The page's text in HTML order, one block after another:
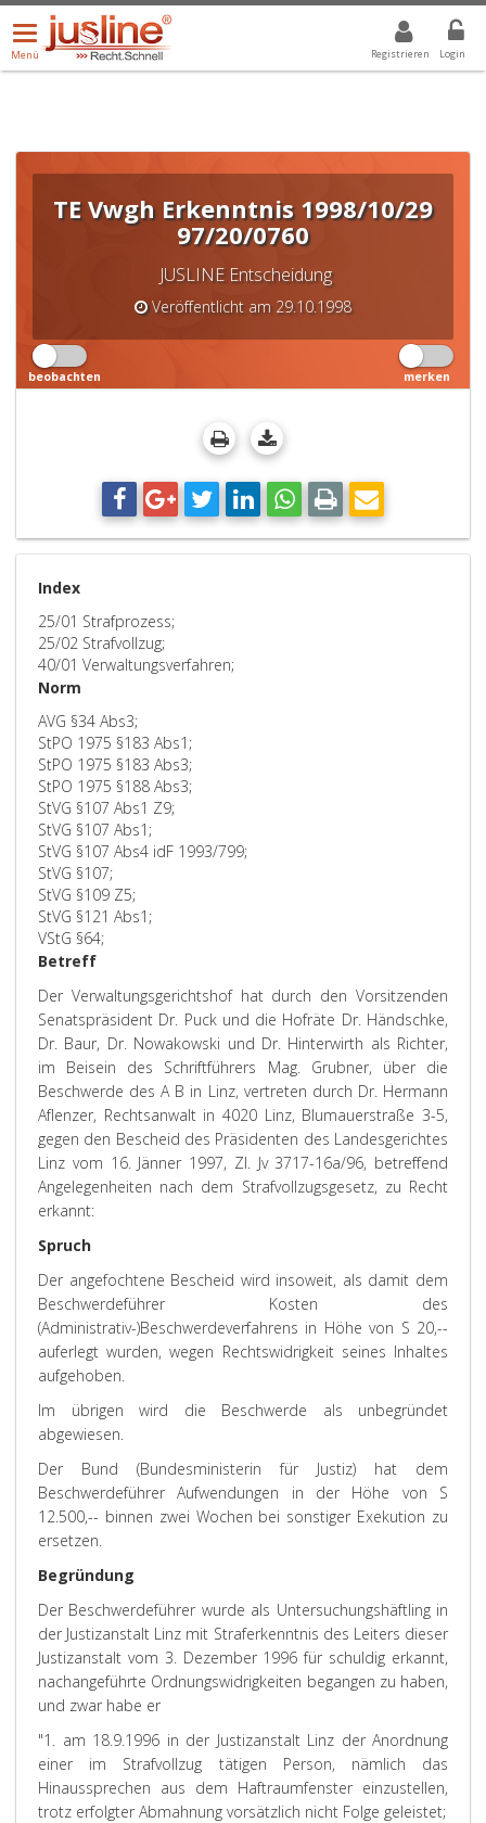
Registrieren Login
Menü
öffnen/schließen
Menü
ALLE DROPDOWN: GEWÄHLTER WERT IST ALLE
TE Vwgh Erkenntnis 1998/10/29
97/20/0760
JUSLINE Entscheidung
Veröffentlicht am 29.10.1998
beobachten merken
Index
25/01 Strafprozess;
25/02 Strafvollzug;
40/01 Verwaltungsverfahren;
Norm
AVG §34 Abs3;
StPO 1975 §183 Abs1;
StPO 1975 §183 Abs3;
StPO 1975 §188 Abs3;
StVG §107 Abs1 Z9;
StVG §107 Abs1;
StVG §107 Abs4 idF 1993/799;
StVG §107;
StVG §109 Z5;
StVG §121 Abs1;
VStG §64;
Betreff
Der Verwaltungsgerichtshof hat durch den Vorsitzenden
Senatspräsident Dr. Puck und die Hofräte Dr. Händschke,
Dr. Baur, Dr. Nowakowski und Dr. Hinterwirth als Richter,
im Beisein des Schriftführers Mag. Grubner, über die
Beschwerde des A B in Linz, vertreten durch Dr. Hermann
Aflenzer, Rechtsanwalt in 4020 Linz, Blumauerstraße 3-5,
gegen den Bescheid des Präsidenten des Landesgerichtes
Linz vom 16. Jänner 1997, Zl. Jv 3717-16a/96, betreffend
Angelegenheiten nach dem Strafvollzugsgesetz, zu Recht
erkannt:
Spruch
Der angefochtene Bescheid wird insoweit, als damit dem
Beschwerdeführer Kosten des
(Administrativ-)Beschwerdeverfahrens in Höhe von S 20,--
auferlegt wurden, wegen Rechtswidrigkeit seines Inhaltes
aufgehoben.
Im übrigen wird die Beschwerde als unbegründet
abgewiesen.
Der Bund (Bundesministerin für Justiz) hat dem
Beschwerdeführer Aufwendungen in der Höhe von S
12.500,-- binnen zwei Wochen bei sonstiger Exekution zu
ersetzen.
Begründung
Der Beschwerdeführer wurde als Untersuchungshäftling in
der Justizanstalt Linz mit Straferkenntnis des Leiters dieser
Justizanstalt vom 3. Dezember 1996 für schuldig erkannt,
nachangeführte Ordnungswidrigkeiten begangen zu haben,
und zwar habe er
"1. am 18.9.1996 in der Justizanstalt Linz der Anordnung
einer im Strafvollzug tätigen Person, nämlich das
Hinaussprechen aus dem Haftraumfenster einzustellen,
trotz erfolgter Abmahnung vorsätzlich nicht Folge geleistet;